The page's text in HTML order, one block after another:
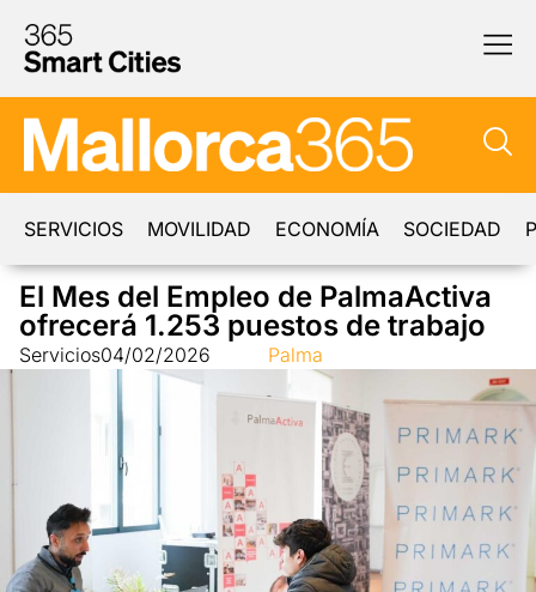
SERVICIOS MOVILIDAD ECONOMÍA SOCIEDAD
El Mes del Empleo de PalmaActiva
ofrecerá 1.253 puestos de trabajo
Servicios04/02/2026 Palma